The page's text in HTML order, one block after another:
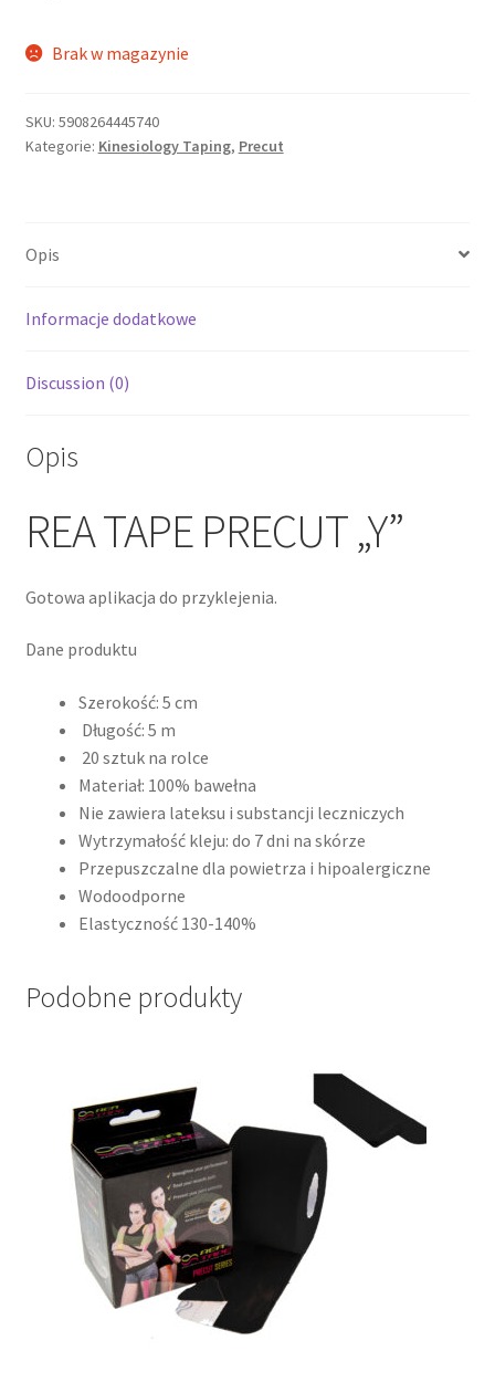
Brak w magazynie
SKU: 5908264445740
Kategorie: Kinesiology Taping, Precut
Opis
Informacje dodatkowe
Discussion (0)
Opis
REA TAPE PRECUT „Y”
Gotowa aplikacja do przyklejenia.
Dane produktu
Szerokość: 5 cm
Długość: 5 m
20 sztuk na rolce
Materiał: 100% bawełna
Nie zawiera lateksu i substancji leczniczych
Wytrzymałość kleju: do 7 dni na skórze
Przepuszczalne dla powietrza i hipoalergiczne
Wodoodporne
Elastyczność 130-140%
Podobne produkty